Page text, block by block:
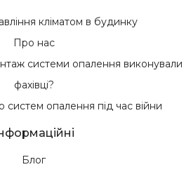
кліматом в будинку
Про нас
системи опалення виконували
фахівці?
систем опалення під час війни
Блог